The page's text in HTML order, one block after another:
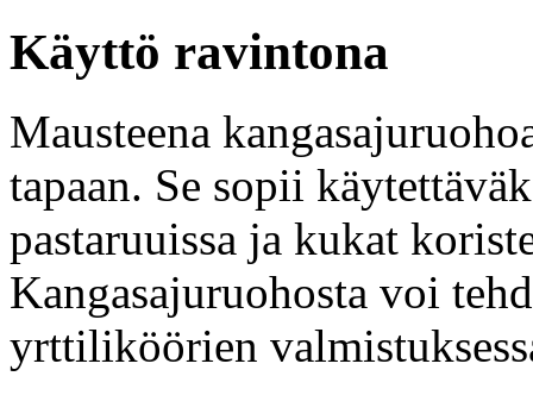
Käyttö ravintona
Mausteena
tapaan. Se sopii
pastaruuissa ja kukat
Kangasajuruohosta voi
yrttiliköörien